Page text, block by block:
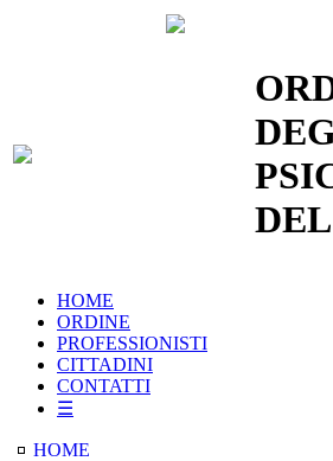
HOME
ORDINE
PROFESSIONISTI
CITTADINI
CONTATTI
☰
HOME